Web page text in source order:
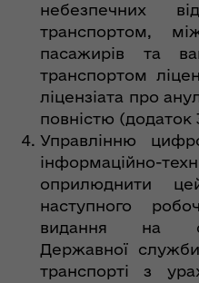
небезпечних
транспортом,
пасажирів та
транспортом
ліцензіата про
повністю (додаток
Управлінню
інформаційно-
оприлюднити
наступного
видання на
Державної
транспорті з